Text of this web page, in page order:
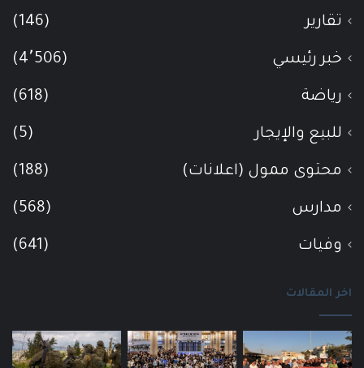
تقارير (146)
خبر رئيسي (4٬506)
رياضة (618)
للبيع والإيجار (5)
محتوى ممول (اعلانات) (188)
مدارس (568)
وفيات (641)
اخر المقالات